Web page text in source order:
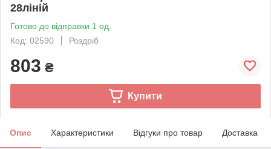
28ліній
Готово до відправки 1 од.
Код: 02590
Роздріб
803 ₴
Купити
Опис Характеристики Відгуки про товар Доставка